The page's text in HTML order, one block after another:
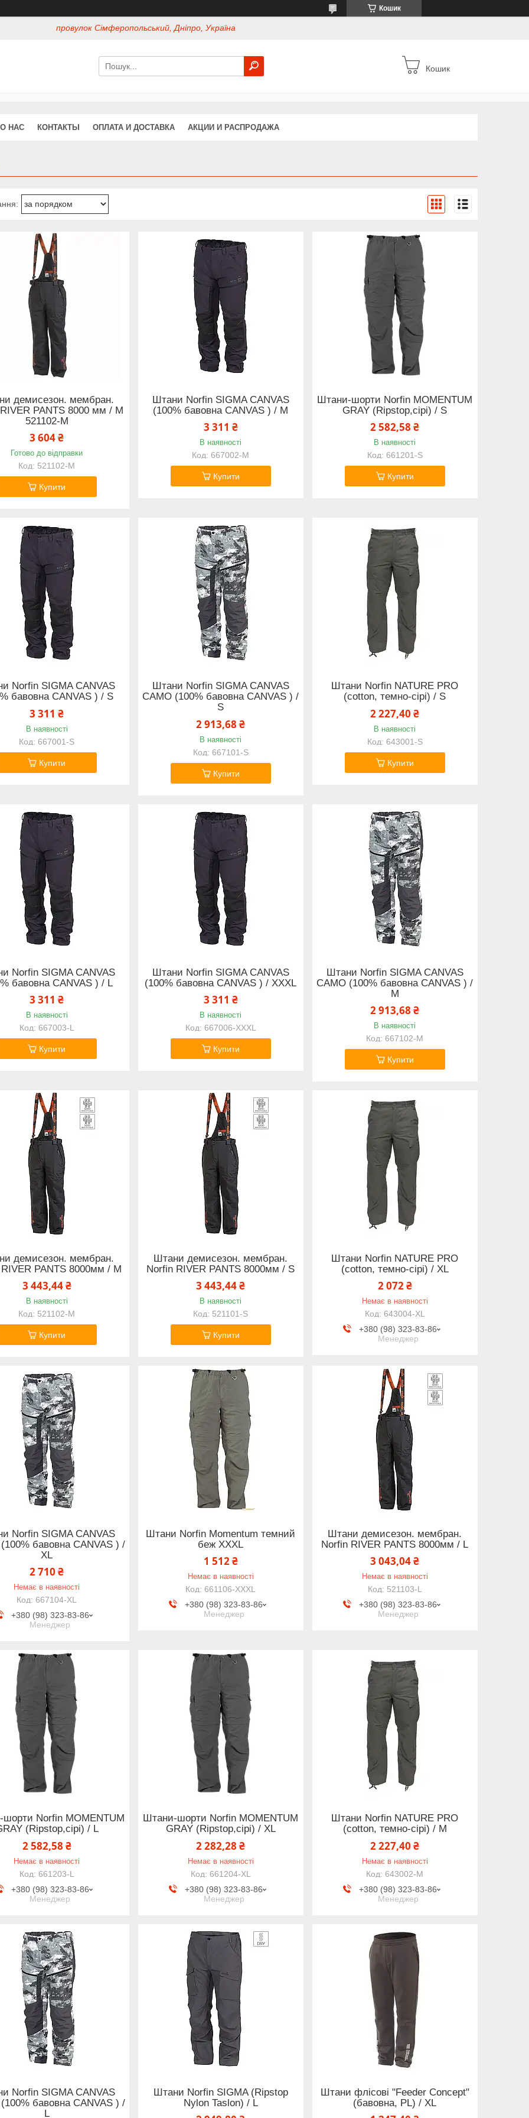
Кошик
провулок Сімферопольський, Дніпро, Україна
Кошик
О НАС КОНТАКТЫ ОПЛАТА И ДОСТАВКА АКЦИИ И РАСПРОДАЖА
демисезон. мембран.
PANTS 8000 мм / M
521102-M
3 604 ₴
Готово до відправки
521102-M
Купити
Штани Norfin SIGMA CANVAS
(100% бавовна CANVAS ) / M
3 311 ₴
В наявності
667002-M
Купити
Штани-шорти Norfin MOMENTUM
GRAY (Ripstop,сірі) / S
2 582,58 ₴
В наявності
661201-S
Купити
Norfin SIGMA CANVAS
бавовна CANVAS ) / S
3 311 ₴
В наявності
667001-S
Купити
Штани Norfin SIGMA CANVAS
CAMO (100% бавовна CANVAS ) /
S
2 913,68 ₴
В наявності
667101-S
Купити
Штани Norfin NATURE PRO
(cotton, темно-сірі) / S
2 227,40 ₴
В наявності
643001-S
Купити
Norfin SIGMA CANVAS
бавовна CANVAS ) / L
3 311 ₴
В наявності
667003-L
Купити
Штани Norfin SIGMA CANVAS
(100% бавовна CANVAS ) / XXXL
3 311 ₴
В наявності
667006-XXXL
Купити
Штани Norfin SIGMA CANVAS
CAMO (100% бавовна CANVAS ) /
M
2 913,68 ₴
В наявності
667102-M
Купити
демисезон. мембран.
PANTS 8000мм / M
3 443,44 ₴
В наявності
521102-M
Купити
Штани демисезон. мембран.
Norfin RIVER PANTS 8000мм / S
3 443,44 ₴
В наявності
521101-S
Купити
Штани Norfin NATURE PRO
(cotton, темно-сірі) / XL
2 072 ₴
Немає в наявності
643004-XL
+380 (98) 323-83-86
Менеджер
Norfin SIGMA CANVAS
бавовна CANVAS ) /
XL
2 710 ₴
Немає в наявності
667104-XL
+380 (98) 323-83-86
Менеджер
Штани Norfin Momentum темний
беж XXXL
1 512 ₴
Немає в наявності
661106-XXXL
+380 (98) 323-83-86
Менеджер
Штани демисезон. мембран.
Norfin RIVER PANTS 8000мм / L
3 043,04 ₴
Немає в наявності
521103-L
+380 (98) 323-83-86
Менеджер
шорти Norfin MOMENTUM
(Ripstop,сірі) / L
2 582,58 ₴
Немає в наявності
661203-L
+380 (98) 323-83-86
Менеджер
Штани-шорти Norfin MOMENTUM
GRAY (Ripstop,сірі) / XL
2 282,28 ₴
Немає в наявності
661204-XL
+380 (98) 323-83-86
Менеджер
Штани Norfin NATURE PRO
(cotton, темно-сірі) / M
2 227,40 ₴
Немає в наявності
643002-M
+380 (98) 323-83-86
Менеджер
Norfin SIGMA CANVAS
бавовна CANVAS ) /
L
Штани Norfin SIGMA (Ripstop
Nylon Taslon) / L
Штани флісові "Feeder Concept"
(бавовна, PL) / XL